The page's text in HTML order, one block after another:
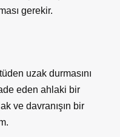
gerekir.
uzak durmasını
eden ahlaki bir
ve davranışın bir